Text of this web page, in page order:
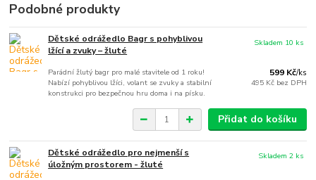
Podobné produkty
Dětské odrážedlo Bagr s pohyblivou
lžící a zvuky – žluté
Parádní žlutý bagr pro malé stavitele od 1 roku!
Nabízí pohyblivou lžíci, volant se zvuky a stabilní
konstrukci pro bezpečnou hru doma i na písku.
599 Kč/ks
495 Kč bez DPH
Skladem 10 ks
Přidat do košíku
Dětské odrážedlo pro nejmenší s
úložným prostorem - žluté
Skladem 2 ks